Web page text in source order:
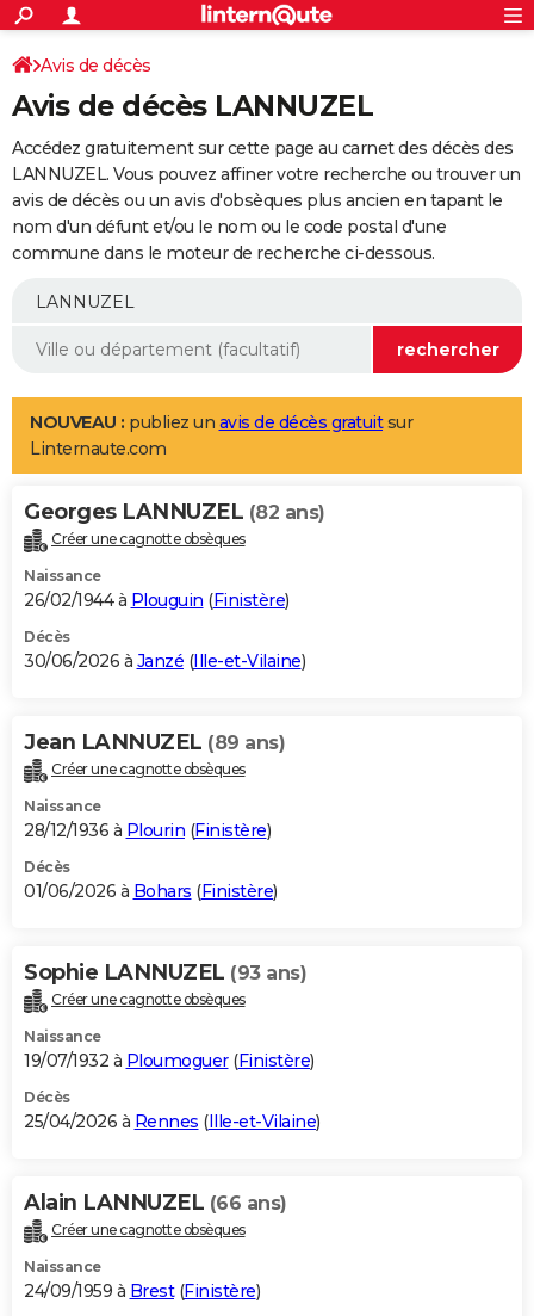
ACTUALITÉS
Politique
Société
Faits Divers
Education
Monde
Villes
+
SPORT
Coupe du monde 2026
Football
Tennis
Cyclisme
Rugby
Forum
Programme TV
TNTStreaming
Cinéma
Sorties cinéma
Musique
+
FINANCE
Retraite
Epargne
Immobilier
Risques naturels par ville
Banque
Assurance
AUTO
Essais
Réserver un essai
Citadines
Berlines
SUV
Forum auto
+
Mobiles
Meilleur smartphone
Internet
Ordinateurs
Jeux vidéo
Guide high-tech
Aménagement intérieur
LIFESTYLE
Art de vivre
Bien-être
Loisirs
Mode
Modes de vie
Alimentation
Guide de la santé
Maladies
Médicaments
Sommeil
VOYAGE
Destinations
City break
Voyage nature
Voyage de noces
Forum
Climat
+PHOTO
GUIDES D'ACHAT
BONS PLANS
Carte de Noël
Carte Bonne année
Carte Saint-Valentin
Carte Pâques
Carte d'anniversaire
DICTIONNAIRE
Dictionnaire
Biographies
Citations
Expressions
Proverbes
PROGRAMME TV
S'inscrire
Se connecter
Lycées
Collèges
Primaires
Universités
Entreprises
Service militaire
Avis de recherche
AVIS DE DÉCÈS
Bricolage
Lifestyle
Culture
Sport
Auto
Television
Voyage
Cinema
Avis de décès
Avis de décès LANNUZEL
Accédez gratuitement sur cette page au carnet des décès des
LANNUZEL. Vous pouvez affiner votre recherche ou trouver un
avis de décès ou un avis d'obsèques plus ancien en tapant le
nom d'un défunt et/ou le nom ou le code postal d'une
commune dans le moteur de recherche ci-dessous.
NOUVEAU : publiez un avis de décès gratuitsur
Linternaute.com
Georges LANNUZEL (82 ans)
Créer une cagnotte obsèques
Naissance
26/02/1944 à Plouguin (Finistère)
Décès
30/06/2026 à Janzé (Ille-et-Vilaine)
Jean LANNUZEL (89 ans)
Créer une cagnotte obsèques
Naissance
28/12/1936 à Plourin (Finistère)
Décès
01/06/2026 à Bohars (Finistère)
Sophie LANNUZEL (93 ans)
Créer une cagnotte obsèques
Naissance
19/07/1932 à Ploumoguer(Finistère)
Décès
25/04/2026 à Rennes (Ille-et-Vilaine)
Alain LANNUZEL (66 ans)
Créer une cagnotte obsèques
Naissance
24/09/1959 à Brest(Finistère)